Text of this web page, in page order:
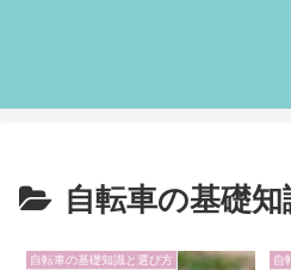
自転車の基礎
自転車の基礎知識と選び方 自